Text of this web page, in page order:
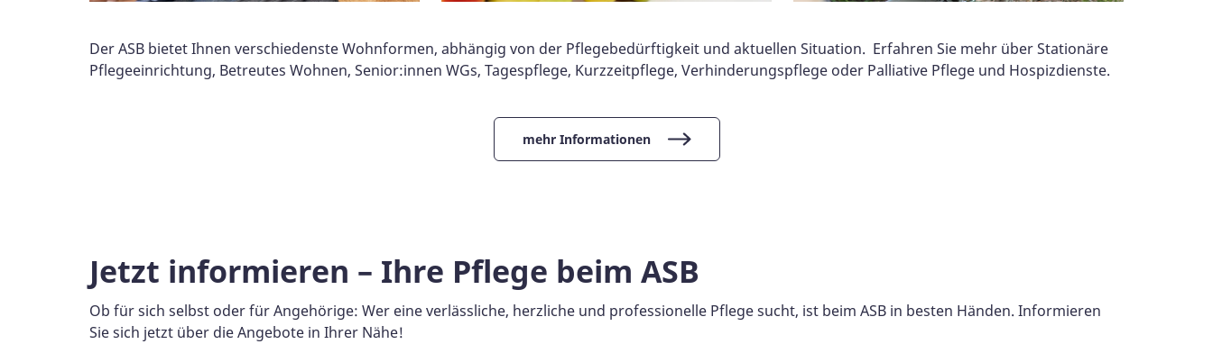
Der ASB bietet Ihnen verschiedenste Wohnformen, abhängig von der Pflegebedürftigkeit und aktuellen Situation. Erfahren Sie mehr über Stationäre
Pflegeeinrichtung, Betreutes Wohnen, Senior:innen WGs, Tagespflege, Kurzzeitpflege, Verhinderungspflege oder Palliative Pflege und Hospizdienste.
mehr Informationen
Jetzt informieren – Ihre Pflege beim ASB
Ob für sich selbst oder für Angehörige: Wer eine verlässliche, herzliche und professionelle Pflege sucht, ist beim ASB in besten Händen. Informieren
Sie sich jetzt über die Angebote in Ihrer Nähe!